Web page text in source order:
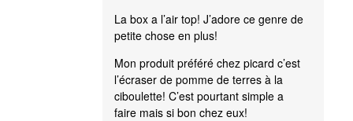
La box a l’air top! J’adore ce genre de
petite chose en plus!
Mon produit préféré chez picard c’est
l’écraser de pomme de terres à la
ciboulette! C’est pourtant simple a
faire mais si bon chez eux!